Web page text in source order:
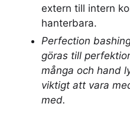
extern till intern
hanterbara.
Perfection
göras till
många och hand
viktigt att vara
med.